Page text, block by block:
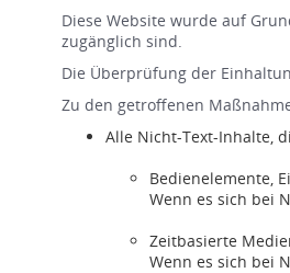
Diese Website wurde auf
zugänglich sind.
Die Überprüfung der
Zu den getroffenen
Alle Nicht-Text-Inhalte,
Bedienelemente,
Wenn es sich bei
Zeitbasierte
Wenn es sich bei